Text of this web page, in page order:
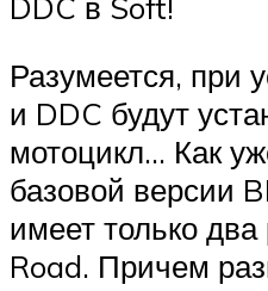
Разумеется, при
и DDC будут
мотоцикл… Как
базовой версии
имеет только
Road. Причем